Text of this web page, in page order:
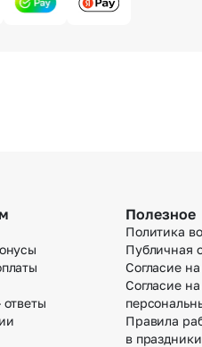
Полезное
Политика
Публичная
Согласие
Согласие
Правила
в праздники